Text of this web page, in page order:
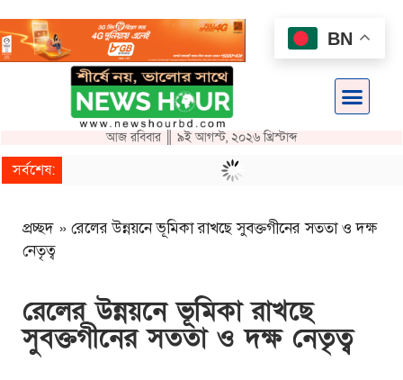
আজ রবিবার ║ ৯ই আগস্ট, ২০২৬ খ্রিস্টাব্দ
সর্বশেষ:
প্রচ্ছদ » রেলের উন্নয়নে ভূমিকা রাখছে সুবক্তগীনের সততা ও দক্ষ
নেতৃত্ব
রেলের উন্নয়নে ভূমিকা রাখছে
সুবক্তগীনের সততা ও দক্ষ নেতৃত্ব
BN